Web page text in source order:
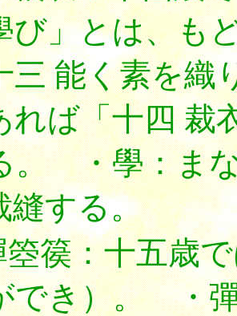
び」とは、も
三 能く素を織
れば「十四 裁
。 ・學：ま
縫する。
篌：十五歳
でき）。 ・